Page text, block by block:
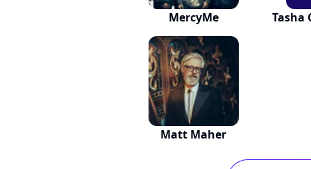
MercyMe Tasha
Matt Maher